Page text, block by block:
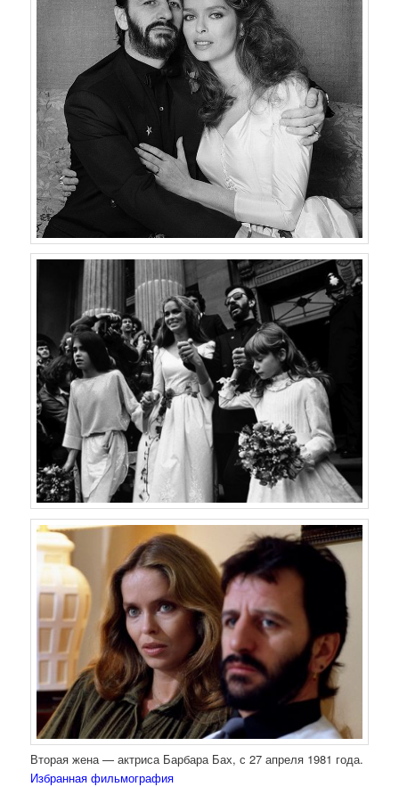
Вторая жена — актриса Барбара Бах, с 27 апреля 1981 года.
Избранная фильмография